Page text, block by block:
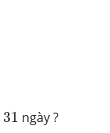
31
31 ngày ?